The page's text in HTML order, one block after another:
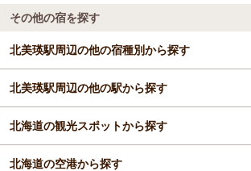
その他の宿を探す
北美瑛駅周辺の他の宿種別から探す
ビジネスホテル
北美瑛駅周辺の他の駅から探す
富良野駅
トマム駅
北海道の観光スポットから探す
大通公園
北海道の空港から探す